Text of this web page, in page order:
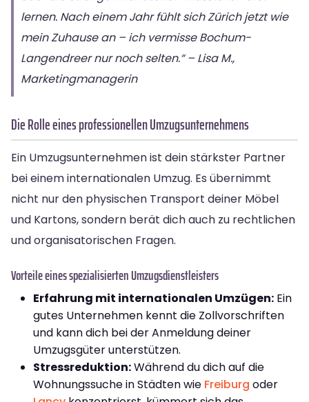
lernen. Nach einem Jahr fühlt sich Zürich jetzt wie
mein Zuhause an – ich vermisse Bochum-
Langendreer nur noch selten.“ – Lisa M.,
Marketingmanagerin
Die Rolle eines professionellen Umzugsunternehmens
Ein Umzugsunternehmen ist dein stärkster Partner
bei einem internationalen Umzug. Es übernimmt
nicht nur den physischen Transport deiner Möbel
und Kartons, sondern berät dich auch zu rechtlichen
und organisatorischen Fragen.
Vorteile eines spezialisierten Umzugsdienstleisters
Erfahrung mit internationalen Umzügen: Ein
gutes Unternehmen kennt die Zollvorschriften
und kann dich bei der Anmeldung deiner
Umzugsgüter unterstützen.
Stressreduktion:Während du dich auf die
Wohnungssuche in Städten wie Freiburg oder